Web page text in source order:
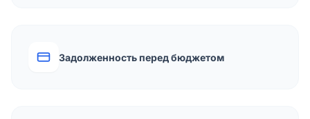
Задолженность перед бюджетом